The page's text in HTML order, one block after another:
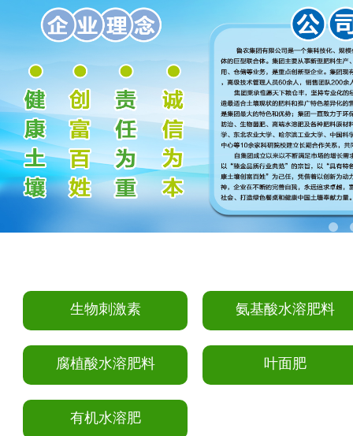
生物刺激素 氨基酸水溶肥料
腐植酸水溶肥料 叶面肥
有机水溶肥